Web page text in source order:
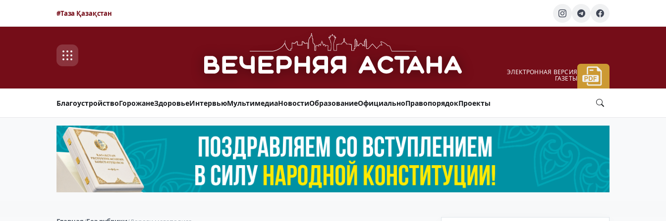
#Таза Қазақстан
ЭЛЕКТРОННАЯ ВЕРСИЯ
ГАЗЕТЫ
БлагоустройствоГорожанеЗдоровьеИнтервьюМультимедиаНовостиОбразованиеОфициальноПравопорядокПроекты